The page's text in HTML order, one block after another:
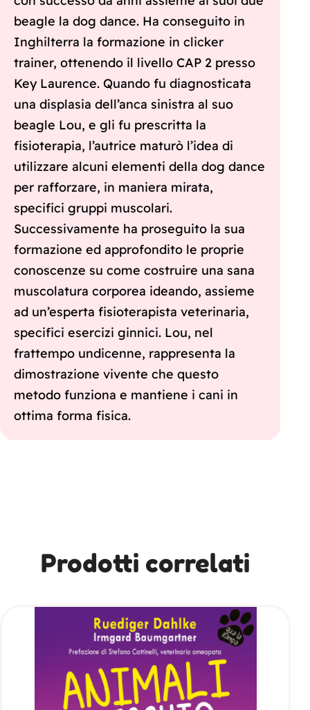
beagle la dog dance. Ha conseguito in
Inghilterra la formazione in clicker
trainer, ottenendo il livello CAP 2 presso
Key Laurence. Quando fu diagnosticata
una displasia dell’anca sinistra al suo
beagle Lou, e gli fu prescritta la
fisioterapia, l’autrice maturò l’idea di
utilizzare alcuni elementi della dog dance
per rafforzare, in maniera mirata,
specifici gruppi muscolari.
Successivamente ha proseguito la sua
formazione ed approfondito le proprie
conoscenze su come costruire una sana
muscolatura corporea ideando, assieme
ad un’esperta fisioterapista veterinaria,
specifici esercizi ginnici. Lou, nel
frattempo undicenne, rappresenta la
dimostrazione vivente che questo
metodo funziona e mantiene i cani in
ottima forma fisica.
Prodotti correlati